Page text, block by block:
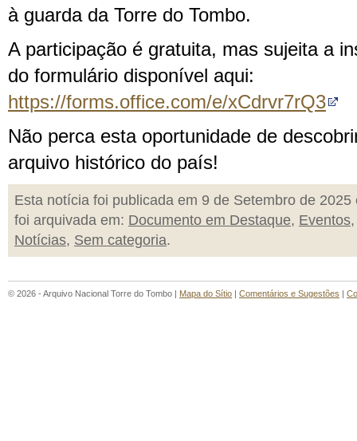
à guarda da Torre do Tombo.
A participação é gratuita, mas sujeita a
do formulário disponível aqui:
https://forms.office.com/e/xCdrvr7rQ3
Não perca esta oportunidade de
arquivo histórico do país!
Esta notícia foi publicada em 9 de Setembro de 2025
foi arquivada em: Documento em Destaque, Eventos,
Notícias, Sem categoria.
© 2026 - Arquivo Nacional Torre do Tombo | Mapa do Sítio | Comentários e Sugestões |